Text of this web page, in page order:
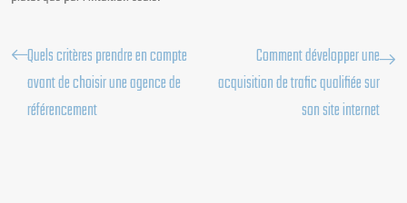
Quels critères prendre en compte
avant de choisir une agence de
référencement
Comment développer une
acquisition de trafic qualifiée sur
son site internet